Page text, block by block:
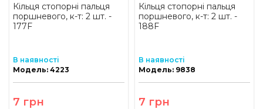
Кільця стопорні пальця
поршневого, к-т: 2 шт. -
177F
В наявності
Модель: 4223
7 грн
Кільця стопорні пальця
поршневого, к-т: 2 шт. -
188F
В наявності
Модель: 9838
7 грн